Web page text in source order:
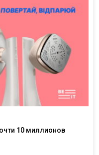
10 миллионов